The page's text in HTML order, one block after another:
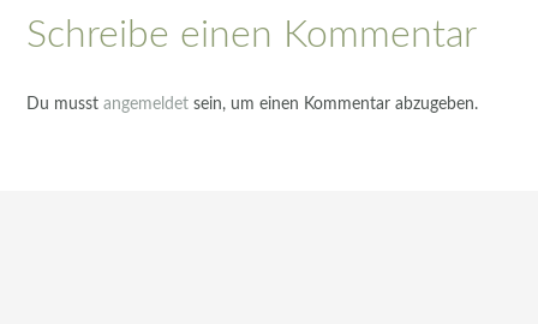
Schreibe einen Kommentar
Du musst angemeldet sein, um einen Kommentar abzugeben.